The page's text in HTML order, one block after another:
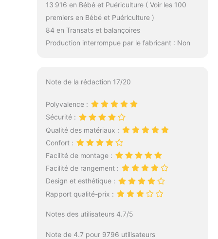
13 916 en Bébé et Puériculture ( Voir les 100
premiers en Bébé et Puériculture )
84 en Transats et balançoires
Production interrompue par le fabricant : Non
Note de la rédaction 17/20
Polyvalence :
Sécurité :
Qualité des matériaux :
Confort :
Facilité de montage :
Facilité de rangement :
Design et esthétique :
Rapport qualité-prix :
Notes des utilisateurs 4.7/5
Note de 4.7 pour 9796 utilisateurs